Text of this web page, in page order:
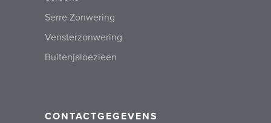
Serre Zonwering
Vensterzonwering
Buitenjaloezieen
CONTACTGEGEVENS